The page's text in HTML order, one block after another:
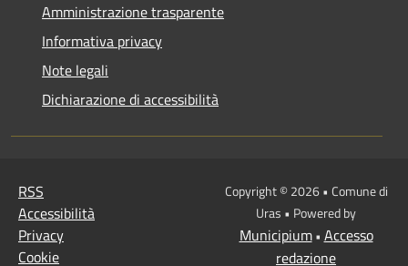
Amministrazione trasparente
Informativa privacy
Note legali
Dichiarazione di accessibilità
RSS
Accessibilità
Privacy
Cookie
Copyright © 2026 • Comune di
Uras • Powered by
Municipium• Accesso
redazione